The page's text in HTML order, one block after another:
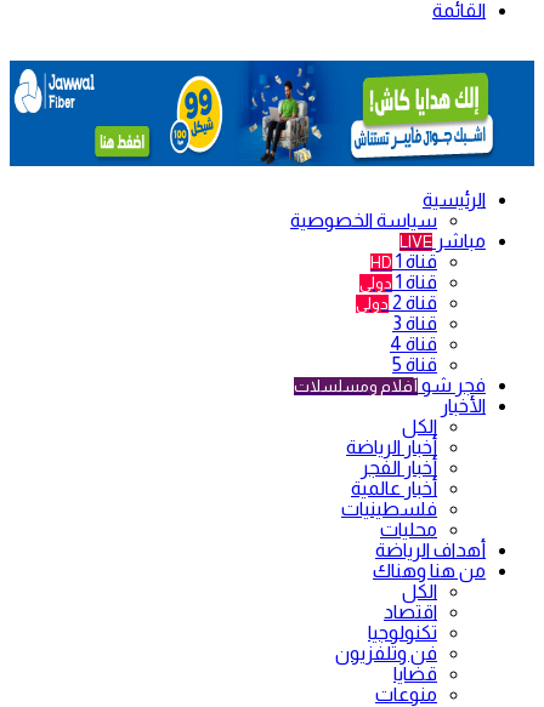
القائمة
الرئيسية
سياسة الخصوصية
مباشر LIVE
قناة 1 HD
قناة 1 دولي
قناة 2 دولي
قناة 3
قناة 4
قناة 5
فجر شو أفلام ومسلسلات
الأخبار
الكل
أخبار الرياضة
أخبار الفجر
أخبار عالمية
فلسطينيات
محليات
أهداف الرياضة
من هنا وهناك
الكل
اقتصاد
تكنولوجيا
فن وتلفزيون
قضايا
منوعات